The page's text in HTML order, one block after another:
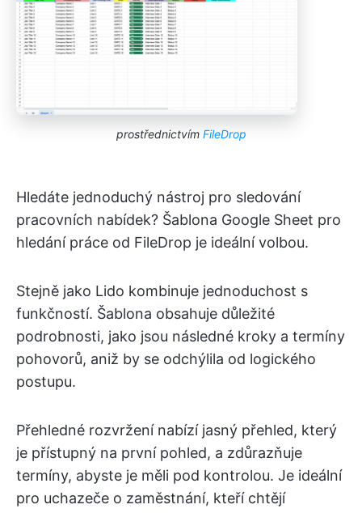
prostřednictvím FileDrop
Hledáte jednoduchý nástroj pro sledování
pracovních nabídek? Šablona Google Sheet pro
hledání práce od FileDrop je ideální volbou.
Stejně jako Lido kombinuje jednoduchost s
funkčností. Šablona obsahuje důležité
podrobnosti, jako jsou následné kroky a termíny
pohovorů, aniž by se odchýlila od logického
postupu.
Přehledné rozvržení nabízí jasný přehled, který
je přístupný na první pohled, a zdůrazňuje
termíny, abyste je měli pod kontrolou. Je ideální
pro uchazeče o zaměstnání, kteří chtějí